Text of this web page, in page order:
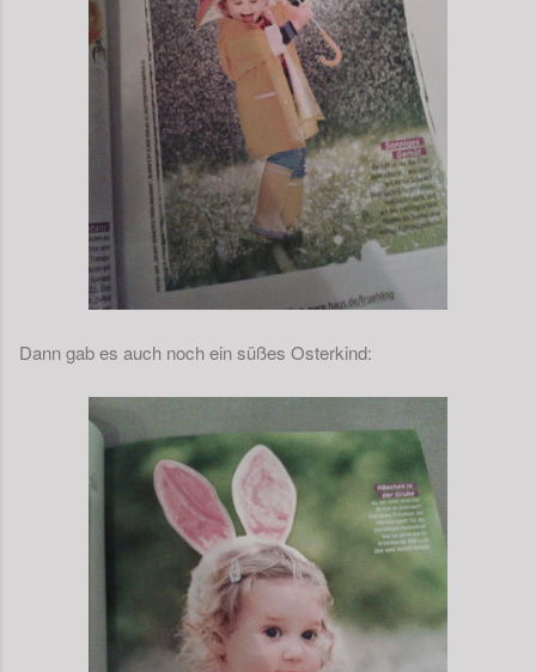
Dann gab es auch noch ein süßes Osterkind: